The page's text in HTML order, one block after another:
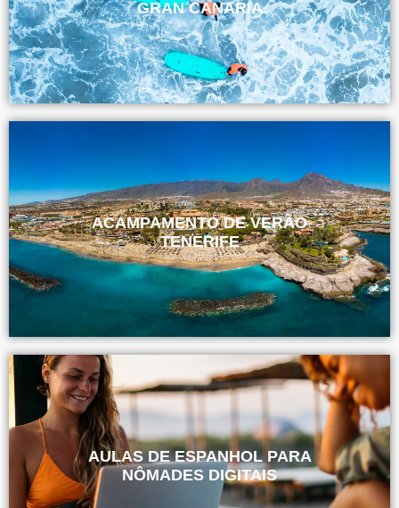
GRAN CANARIA
ACAMPAMENTO DE VERÃO
TENERIFE
AULAS DE ESPANHOL PARA
NÔMADES DIGITAIS